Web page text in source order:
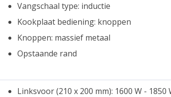
Vangschaal type: inductie
Kookplaat bediening: knoppen
Knoppen: massief metaal
Opstaande rand
Linksvoor (210 x 200 mm): 1600 W - 1850